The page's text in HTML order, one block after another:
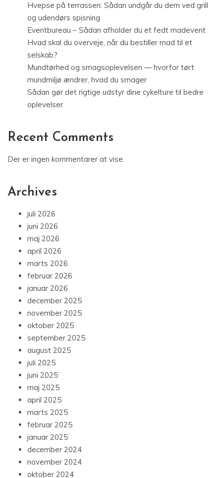
Hvepse på terrassen: Sådan undgår du dem ved grill
og udendørs spisning
Eventbureau – Sådan afholder du et fedt madevent
Hvad skal du overveje, når du bestiller mad til et
selskab?
Mundtørhed og smagsoplevelsen — hvorfor tørt
mundmiljø ændrer, hvad du smager
Sådan gør det rigtige udstyr dine cykelture til bedre
oplevelser
Recent Comments
Der er ingen kommentarer at vise.
Archives
juli 2026
juni 2026
maj 2026
april 2026
marts 2026
februar 2026
januar 2026
december 2025
november 2025
oktober 2025
september 2025
august 2025
juli 2025
juni 2025
maj 2025
april 2025
marts 2025
februar 2025
januar 2025
december 2024
november 2024
oktober 2024